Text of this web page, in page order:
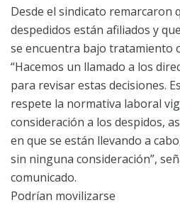
Desde el sindicato remarcaron
despedidos están afiliados y
se encuentra bajo tratamiento
“Hacemos un llamado a los
para revisar estas decisiones.
respete la normativa laboral
consideración a los despidos,
en que se están llevando a
sin ninguna consideración”,
comunicado.
Podrían movilizarse